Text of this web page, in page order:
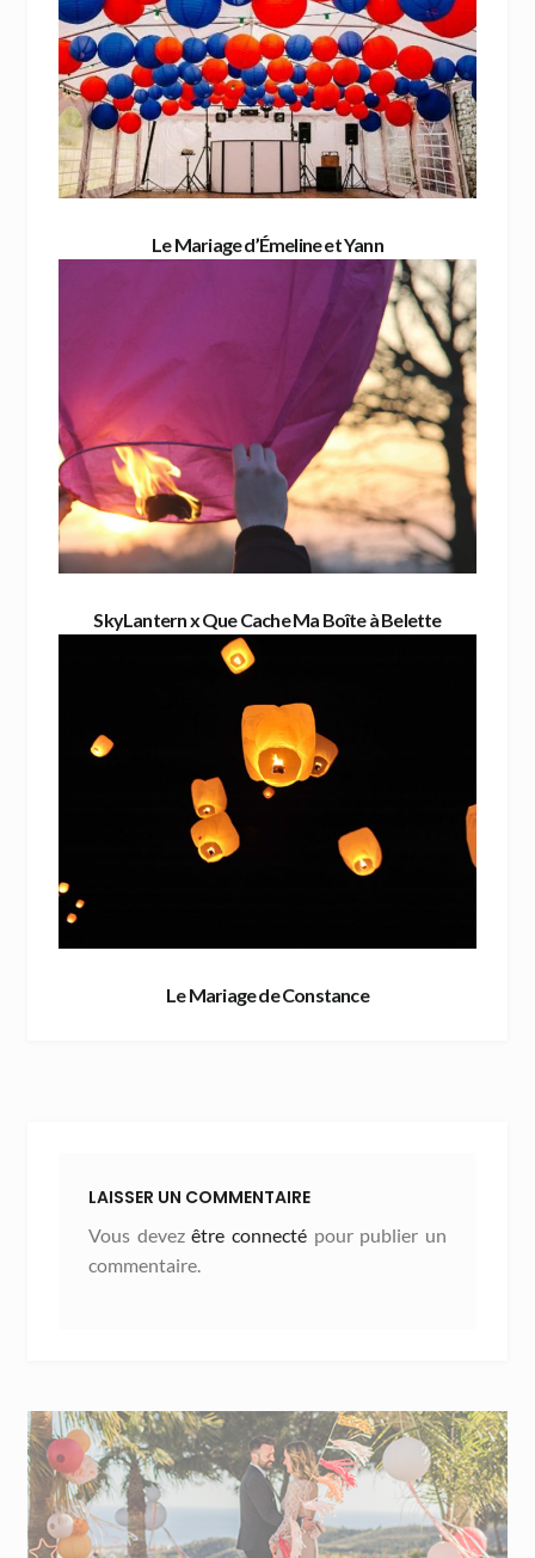
Le Mariage d’Émeline et Yann
SkyLantern x Que Cache Ma Boîte à Belette
Le Mariage de Constance
LAISSER UN COMMENTAIRE
Vous devezêtre connecté pour publier un
commentaire.